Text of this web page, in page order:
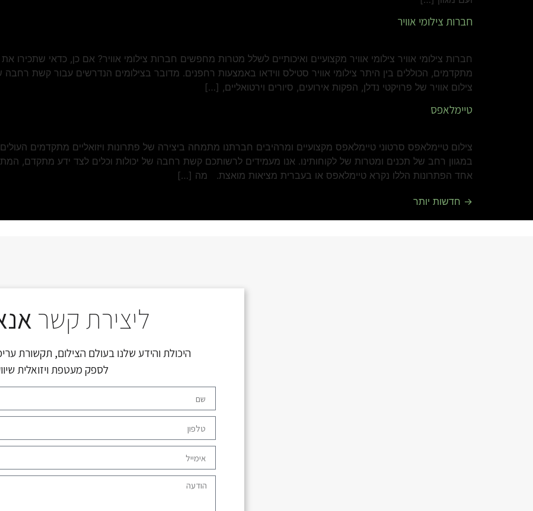
חברות צילומי אוויר
חברות צילומי אוויר צילומי אוויר מקצועיים ואיכותיים לשלל מטרות מחפשים חברות צילומי אוויר? אם כן, כדאי
מתקדמים, הכוללים בין היתר צילומי אוויר סטילס ווידאו באמצעות רחפנים. מדובר בצילומים הנדרשים עבור קשת רחבה
צילום אוויר של פרויקטי נדלן, הפקות אירועים, סיורים וירטואליים, […]
טיימלאפס
צילום טיימלאפס סרטוני טיימלאפס מקצועיים ומרהיבים חברתנו מתמחה ביצירה של פתרונות ויזואליים מתקדמים
במגוון רחב של תכנים ומטרות של לקוחותינו. אנו מעמידים לרשותכם קשת רחבה של יכולות וכלים לצד ידע מתקדם,
אחד הפתרונות הללו נקרא טיימלאפס או בעברית מציאות מואצת. מה […]
→ חדשות יותר
ליצירת קשר
היכולת והידע שלנו בעולם הצילום, תקשורת
לספק מעטפת ויזואלית